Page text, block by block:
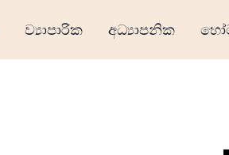
ව්‍යාපාරික අධ්‍යාපනික